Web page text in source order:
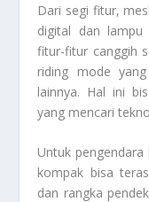
Dari segi fitur,
digital dan lampu
fitur-fitur canggih
riding mode
lainnya. Hal ini
yang mencari
Untuk
kompak bisa
dan rangka